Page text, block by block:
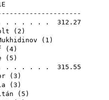
. . . . . 312.27
( 2 )
( 1 )
( 4)
( 5 )
. . . . . 315.55
( 3 )
( 3 )
( 5 )